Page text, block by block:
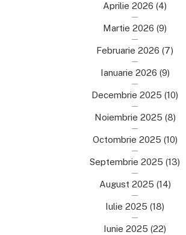
Aprilie 2026 (4)
Martie 2026 (9)
Februarie 2026 (7)
Ianuarie 2026 (9)
Decembrie 2025 (10)
Noiembrie 2025 (8)
Octombrie 2025 (10)
Septembrie 2025 (13)
August 2025 (14)
Iulie 2025 (18)
Iunie 2025 (22)